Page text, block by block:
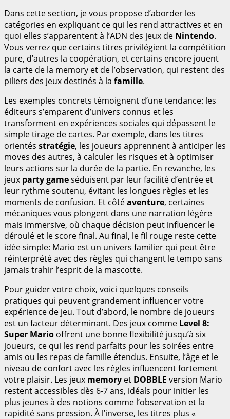
Dans cette section, je vous propose d’aborder les
catégories en expliquant ce qui les rend attractives et en
quoi elles s’apparentent à l’ADN des jeux de Nintendo.
Vous verrez que certains titres privilégient la compétition
pure, d’autres la coopération, et certains encore jouent
la carte de la memory et de l’observation, qui restent des
piliers des jeux destinés à la famille.
Les exemples concrets témoignent d’une tendance: les
éditeurs s’emparent d’univers connus et les
transforment en expériences sociales qui dépassent le
simple tirage de cartes. Par exemple, dans les titres
orientés stratégie, les joueurs apprennent à anticiper les
moves des autres, à calculer les risques et à optimiser
leurs actions sur la durée de la partie. En revanche, les
jeux party gameséduisent par leur facilité d’entrée et
leur rythme soutenu, évitant les longues règles et les
moments de confusion. Et côtéaventure, certaines
mécaniques vous plongent dans une narration légère
mais immersive, où chaque décision peut influencer le
déroulé et le score final. Au final, le fil rouge reste cette
idée simple: Mario est un univers familier qui peut être
réinterprété avec des règles qui changent le tempo sans
jamais trahir l’esprit de la mascotte.
Pour guider votre choix, voici quelques conseils
pratiques qui peuvent grandement influencer votre
expérience de jeu. Tout d’abord, le nombre de joueurs
est un facteur déterminant. Des jeux comme Level 8:
Super Mario offrent une bonne flexibilité jusqu’à six
joueurs, ce qui les rend parfaits pour les soirées entre
amis ou les repas de famille étendus. Ensuite, l’âge et le
niveau de confort avec les règles influencent fortement
votre plaisir. Les jeux memory et DOBBLE version Mario
restent accessibles dès 6-7 ans, idéals pour initier les
plus jeunes à des notions comme l’observation et la
rapidité sans pression. À l’inverse, les titres plus «